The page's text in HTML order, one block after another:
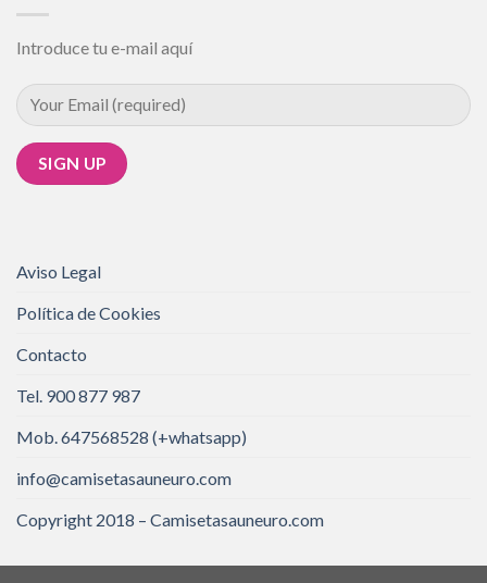
Introduce tu e-mail aquí
Aviso Legal
Política de Cookies
Contacto
Tel. 900 877 987
Mob. 647568528 (+whatsapp)
info@camisetasauneuro.com
Copyright 2018 – Camisetasauneuro.com